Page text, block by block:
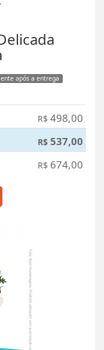
após a entrega
R$ 498,00
R$ 537,00
R$ 674,00